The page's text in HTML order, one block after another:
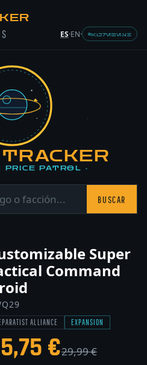
ES·EN· AUREBESH
PRICE PATROL ·
BUSCAR
Super
Command
ALLIANCE EXPANSION
€29,99 €